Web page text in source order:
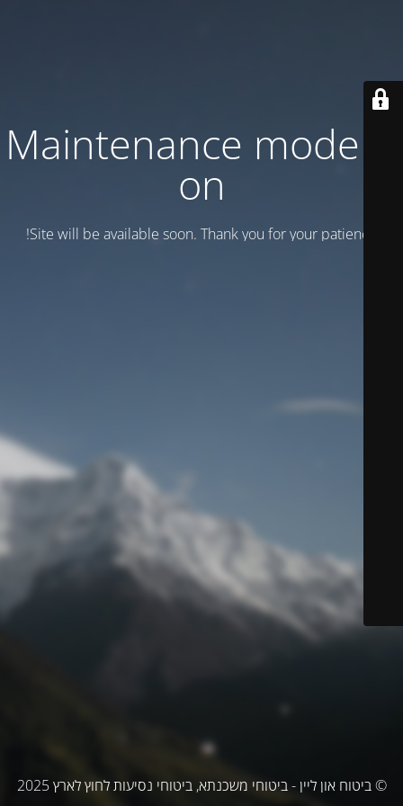
Maintenance mode is
on
Site will be available soon. Thank you for your patience!
© ביטוח און ליין - ביטוחי משכנתא, ביטוחי נסיעות לחוץ לארץ 2025